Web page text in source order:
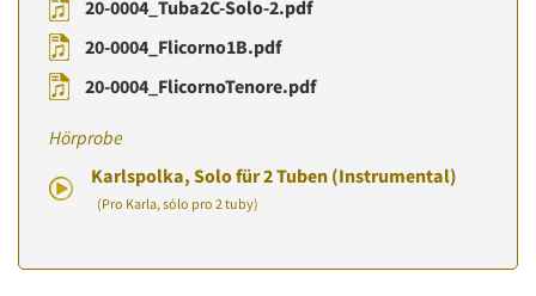
20-0004_Tuba2C-Solo-2.pdf
20-0004_Flicorno1B.pdf
20-0004_FlicornoTenore.pdf
Hörprobe
Karlspolka, Solo für 2 Tuben (Instrumental)
(Pro Karla, sólo pro 2 tuby)